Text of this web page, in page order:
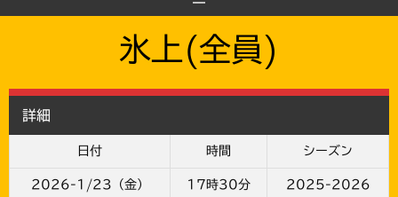
氷上(全員)
詳細
日付 時間 シーズン
2026-1/23（金） 17時30分 2025-2026